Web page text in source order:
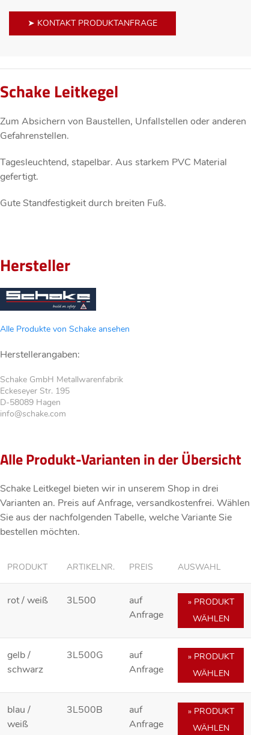
➤ KONTAKT PRODUKTANFRAGE
Schake Leitkegel
Zum Absichern von Baustellen, Unfallstellen oder anderen
Gefahrenstellen.
Tagesleuchtend, stapelbar. Aus starkem PVC Material
gefertigt.
Gute Standfestigkeit durch breiten Fuß.
Hersteller
Alle Produkte von Schake ansehen
Herstellerangaben:
Schake GmbH Metallwarenfabrik
Eckeseyer Str. 195
D-58089 Hagen
info@schake.com
Alle Produkt-Varianten in der Übersicht
Schake Leitkegel bieten wir in unserem Shop in drei
Varianten an. Preis auf Anfrage, versandkostenfrei. Wählen
Sie aus der nachfolgenden Tabelle, welche Variante Sie
bestellen möchten.
PRODUKT ARTIKELNR. PREIS AUSWAHL
rot / weiß 3L500
auf
Anfrage
» PRODUKT
WÄHLEN
gelb /
schwarz
3L500G
auf
Anfrage
» PRODUKT
WÄHLEN
blau /
weiß
3L500B
auf
Anfrage
» PRODUKT
WÄHLEN